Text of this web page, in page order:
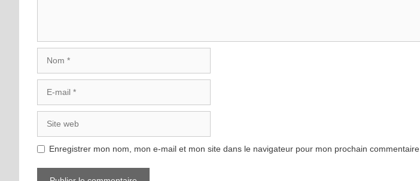
mail
web
Enregistrer mon nom, mon e-mail et mon site dans le navigateur pour mon prochain commentaire.